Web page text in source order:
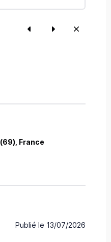
(69), France
Publié le 13/07/2026